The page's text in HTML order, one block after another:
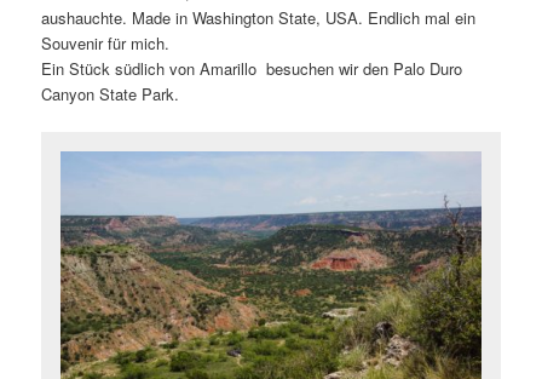
aushauchte. Made in Washington State, USA. Endlich mal ein
Souvenir für mich.
Ein Stück südlich von Amarillo besuchen wir den Palo Duro
Canyon State Park.